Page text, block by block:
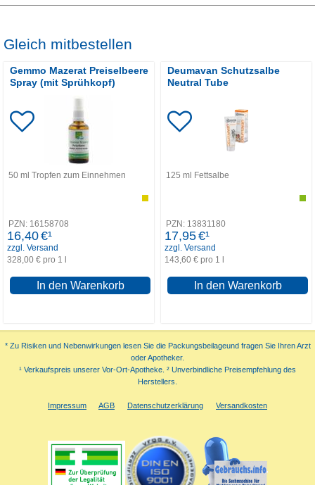
Gleich mitbestellen
Gemmo Mazerat Preiselbeere
Spray (mit Sprühkopf)
50 ml Tropfen zum Einnehmen
PZN: 16158708
16,40€¹
zzgl. Versand
328,00 € pro 1 l
In den Warenkorb
Deumavan Schutzsalbe
Neutral Tube
125 ml Fettsalbe
PZN: 13831180
17,95€¹
zzgl. Versand
143,60 € pro 1 l
In den Warenkorb
* Zu Risiken und Nebenwirkungen lesen Sie die Packungsbeilageund fragen Sie Ihren Arzt
oder Apotheker.
¹ Verkaufspreis unserer Vor-Ort-Apotheke. ² Unverbindliche Preisempfehlung des
Herstellers.
Impressum AGB Datenschutzerklärung Versandkosten